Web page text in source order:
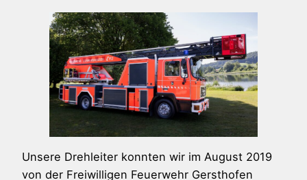
Unsere Drehleiter konnten wir im August 2019
von der Freiwilligen Feuerwehr Gersthofen